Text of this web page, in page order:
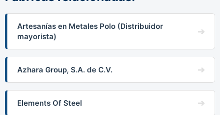
Artesanías en Metales Polo (Distribuidor
mayorista)
Azhara Group, S.A. de C.V.
Elements Of Steel